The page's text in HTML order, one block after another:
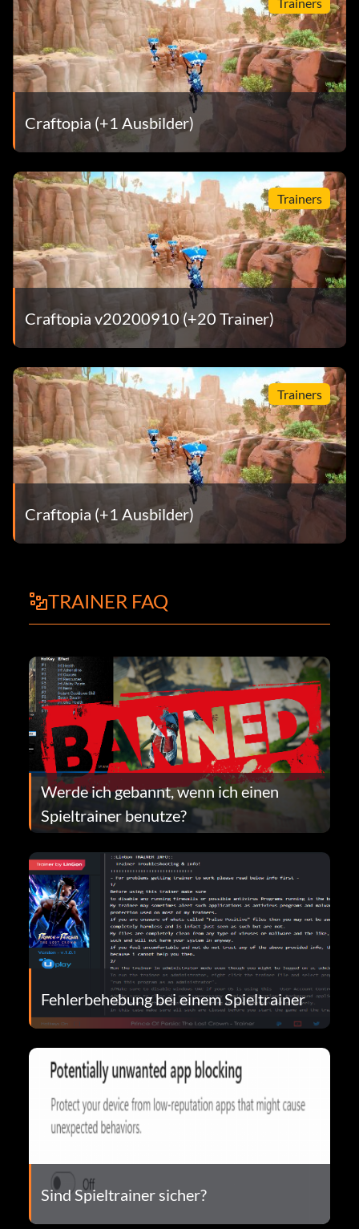
Craftopia (+1 Ausbilder)
Trainers
Craftopia v20200910 (+20 Trainer)
Trainers
Craftopia (+1 Ausbilder)
TRAINER FAQ
Werde ich gebannt, wenn ich einen
Spieltrainer benutze?
Fehlerbehebung bei einem Spieltrainer
Sind Spieltrainer sicher?